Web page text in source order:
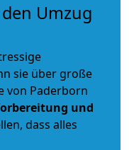
Umzug
sie über große
von Paderborn
und
dass alles